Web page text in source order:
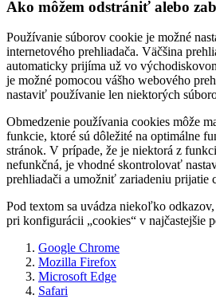
Ako môžem odstrániť alebo
Používanie súborov cookie je možné
internetového prehliadača. Väčšina
automaticky prijíma už vo
je možné pomocou vášho webového
nastaviť používanie len niektorých
Obmedzenie používania cookies môže
funkcie, ktoré sú dôležité na optimálne
stránok. V prípade, že je niektorá z
nefunkčná, je vhodné skontrolovať
prehliadači a umožniť zariadeniu prijatie
Pod textom sa uvádza niekoľko
pri konfigurácii „cookies“ v najčastejšie
Google Chrome
Mozilla Firefox
Microsoft Edge
Safari